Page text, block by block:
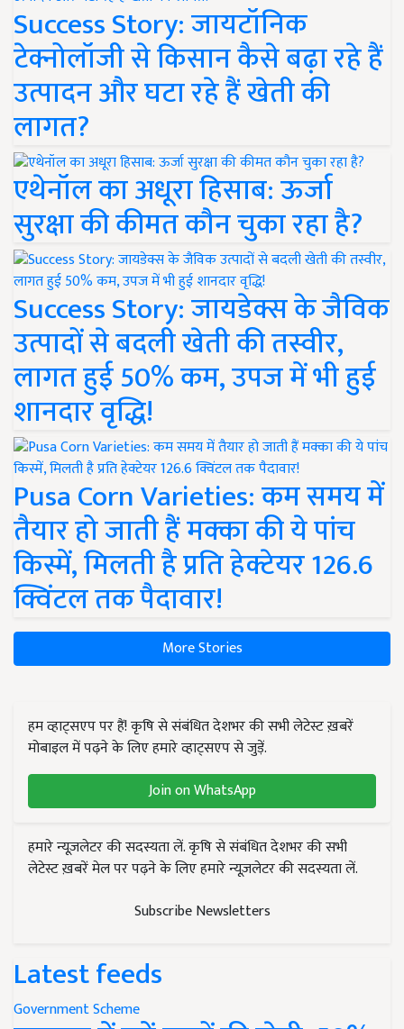
Success Story: जायटॉनिक
टेक्नोलॉजी से किसान कैसे बढ़ा रहे हैं
उत्पादन और घटा रहे हैं खेती की
लागत?
एथेनॉल का अधूरा हिसाब: ऊर्जा
सुरक्षा की कीमत कौन चुका रहा है?
Success Story: जायडेक्स के जैविक
उत्पादों से बदली खेती की तस्वीर,
लागत हुई 50% कम, उपज में भी हुई
शानदार वृद्धि!
Pusa Corn Varieties: कम समय में
तैयार हो जाती हैं मक्का की ये पांच
किस्में, मिलती है प्रति हेक्टेयर 126.6
क्विंटल तक पैदावार!
More Stories
हम व्हाट्सएप पर हैं! कृषि से संबंधित देशभर की सभी लेटेस्ट ख़बरें
मोबाइल में पढ़ने के लिए हमारे व्हाट्सएप से जुड़ें.
Join on WhatsApp
हमारे न्यूज़लेटर की सदस्यता लें. कृषि से संबंधित देशभर की सभी
लेटेस्ट ख़बरें मेल पर पढ़ने के लिए हमारे न्यूज़लेटर की सदस्यता लें.
Subscribe Newsletters
Latest feeds
Government Scheme